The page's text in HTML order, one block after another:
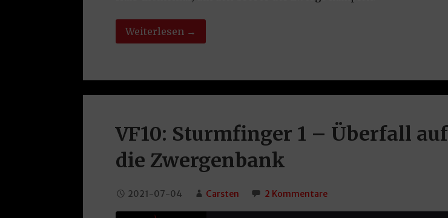
Weiterlesen →
VF10: Sturmfinger 1 – Überfall auf
die Zwergenbank
2021-07-04 Carsten 2 Kommentare